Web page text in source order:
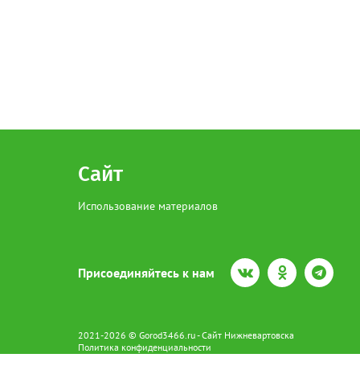
Сайт
Использование материалов
Присоединяйтесь к нам
2021-2026 © Gorod3466.ru - Сайт Нижневартовска
Политика конфиденциальности